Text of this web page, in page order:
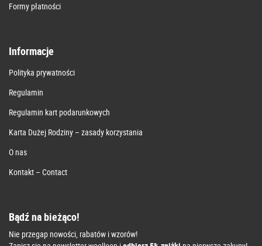
Formy płatności
Informacje
Polityka prywatności
Regulamin
Regulamin kart podarunkowych
Karta Dużej Rodziny – zasady korzystania
O nas
Kontakt – Contact
Bądź na bieżąco!
Nie przegap nowości, rabatów i wzorów!